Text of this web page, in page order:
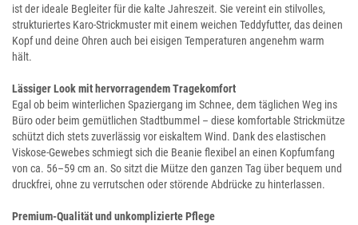
ist der ideale Begleiter für die kalte Jahreszeit. Sie vereint ein stilvolles,
strukturiertes Karo-Strickmuster mit einem weichen Teddyfutter, das deinen
Kopf und deine Ohren auch bei eisigen Temperaturen angenehm warm
hält.
Lässiger Look mit hervorragendem Tragekomfort
Egal ob beim winterlichen Spaziergang im Schnee, dem täglichen Weg ins
Büro oder beim gemütlichen Stadtbummel – diese komfortable Strickmütze
schützt dich stets zuverlässig vor eiskaltem Wind. Dank des elastischen
Viskose-Gewebes schmiegt sich die Beanie flexibel an einen Kopfumfang
von ca. 56–59 cm an. So sitzt die Mütze den ganzen Tag über bequem und
druckfrei, ohne zu verrutschen oder störende Abdrücke zu hinterlassen.
Premium-Qualität und unkomplizierte Pflege